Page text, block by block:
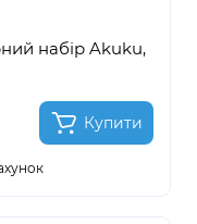
набір Akuku,
Купити